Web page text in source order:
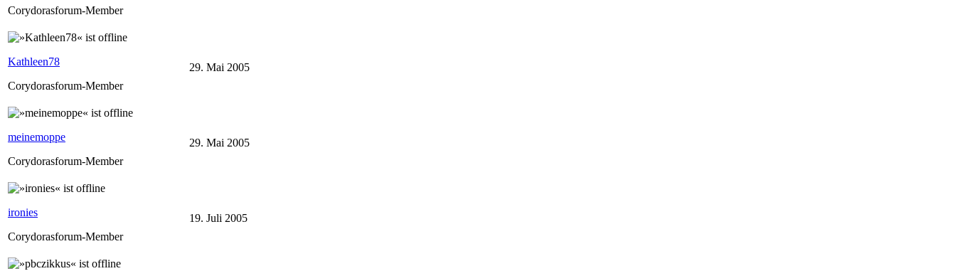
Corydorasforum-Member
Kathleen78
Corydorasforum-Member
29. Mai 2005
meinemoppe
Corydorasforum-Member
29. Mai 2005
ironies
Corydorasforum-Member
19. Juli 2005